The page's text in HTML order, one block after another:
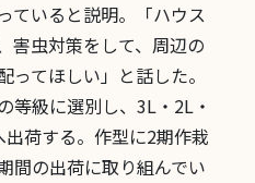
ていると説明。「ハウス
害虫対策をして、周辺の
てほしい」と話した。
等級に選別し、3L・2L・
荷する。作型に2期作栽
間の出荷に取り組んでい